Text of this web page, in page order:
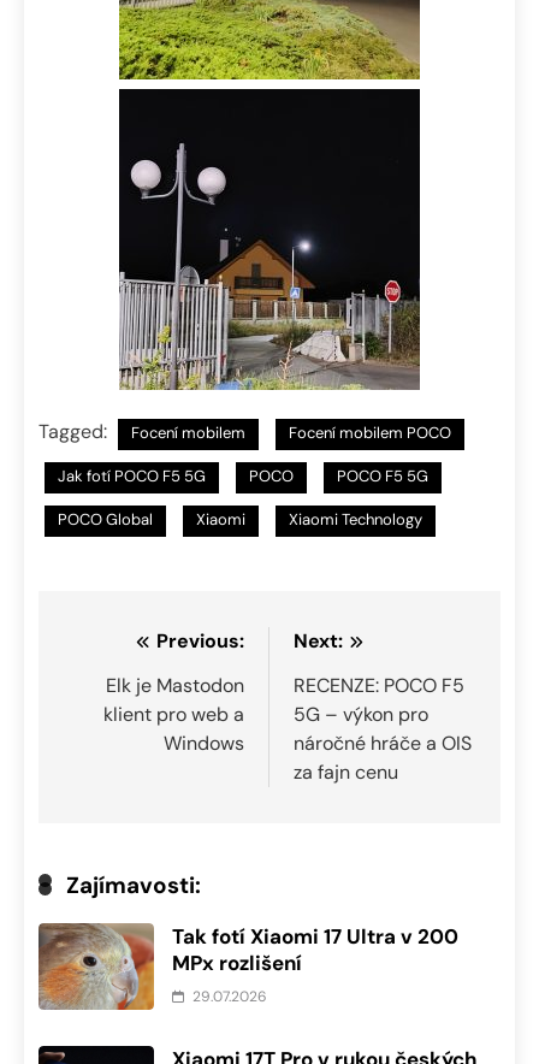
Tagged: Focení mobilem Focení mobilem POCO
Jak fotí POCO F5 5G POCO POCO F5 5G
POCO Global Xiaomi Xiaomi Technology
Navigace
pro
příspěvek
Previous:
Elk je Mastodon
klient pro web a
Windows
Next:
RECENZE: POCO F5
5G – výkon pro
náročné hráče a OIS
za fajn cenu
Zajímavosti:
Tak fotí Xiaomi 17 Ultra v 200
MPx rozlišení
29.07.2026